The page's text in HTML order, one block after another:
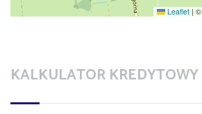
Leaflet | ©
KALKULATOR KREDYTOWY